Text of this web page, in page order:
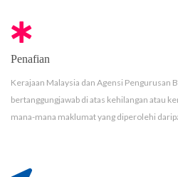
Penafian
Kerajaan Malaysia dan Agensi Pengurusan
bertanggungjawab di atas kehilangan atau
mana-mana maklumat yang diperolehi